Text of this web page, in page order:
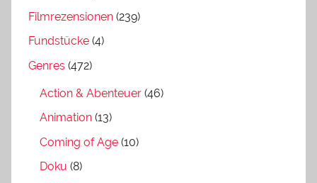
Filmrezensionen (239)
Fundstücke (4)
Genres (472)
Action & Abenteuer (46)
Animation (13)
Coming of Age (10)
Doku (8)